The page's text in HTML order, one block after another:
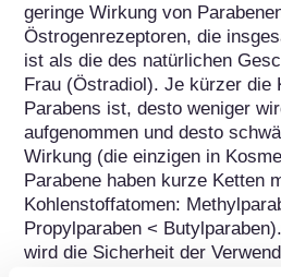
geringe Wirkung von
Östrogenrezeptoren, die
ist als die des natürlichen
Frau (Östradiol). Je kürzer die
Parabens ist, desto weniger
aufgenommen und desto
Wirkung (die einzigen in
Parabene haben kurze Ketten
Kohlenstoffatomen:
Propylparaben <
wird die Sicherheit der